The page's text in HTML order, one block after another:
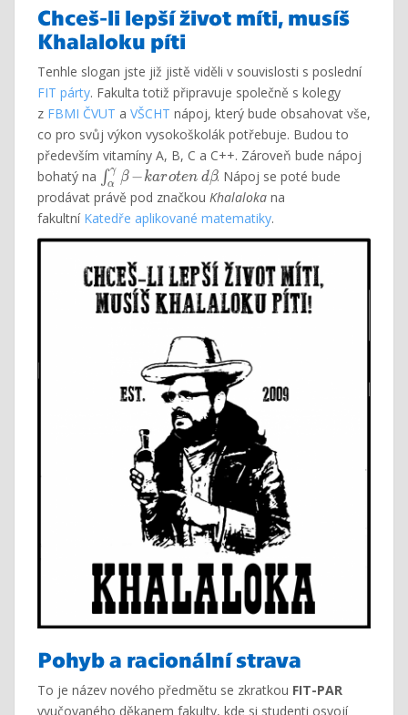
Chceš-li lepší život míti, musíš
Khalaloku píti
Tenhle slogan jste již jistě viděli v souvislosti s poslední
FIT párty. Fakulta totiž připravuje společně s kolegy
z FBMI ČVUT a VŠCHT nápoj, který bude obsahovat vše,
co pro svůj výkon vysokoškolák potřebuje. Budou to
především vitamíny A, B, C a C++. Zároveň bude nápoj
bohatý na \int_{\alpha}^{\gamma}
\beta\!-\!karoten\
d\beta\!
∫α
γ β−karoten dβ. Nápoj se poté bude
prodávat právě pod značkou Khalaloka na
fakultní Katedře aplikované matematiky.
Pohyb a racionální strava
To je název nového předmětu se zkratkou FIT-PAR
vyučovaného děkanem fakulty, kde si studenti osvojí